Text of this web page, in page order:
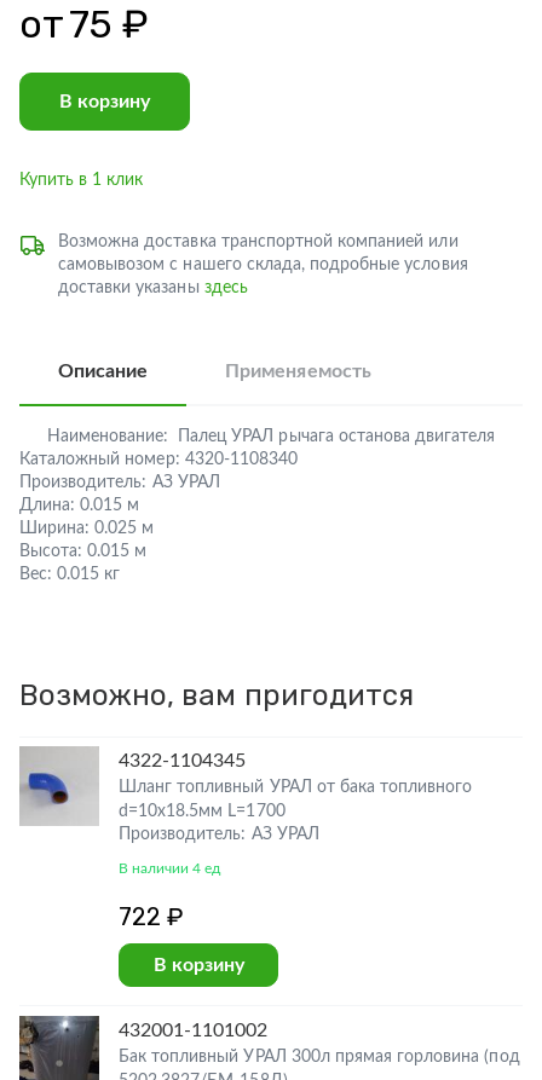
от75 ₽
В корзину
Купить в 1 клик
Возможна доставка транспортной компанией или
самовывозом с нашего склада, подробные условия
доставки указаны здесь
Описание Применяемость
Наименование:
Палец УРАЛ рычага останова двигателя
Каталожный номер: 4320-1108340
Производитель: АЗ УРАЛ
Длина: 0.015 м
Ширина: 0.025 м
Высота: 0.015 м
Вес: 0.015 кг
Возможно, вам пригодится
4322-1104345
Шланг топливный УРАЛ от бака топливного
d=10х18.5мм L=1700
Производитель: АЗ УРАЛ
В наличии 4 ед
722 ₽
В корзину
432001-1101002
Бак топливный УРАЛ 300л прямая горловина (под